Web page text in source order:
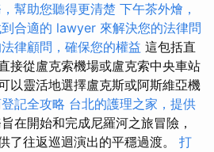
幫助您聽得更清楚 下午茶外燴，
合適的 lawyer 來解決您的法律問
律顧問，確保您的權益 這包括直
接從盧克索機場或盧克索中央車站
以靈活地選擇盧克斯或阿斯維亞機
記全攻略 台北的護理之家，提供
在開始和完成尼羅河之旅冒險，
了往返巡迴演出的平穩過渡。 打